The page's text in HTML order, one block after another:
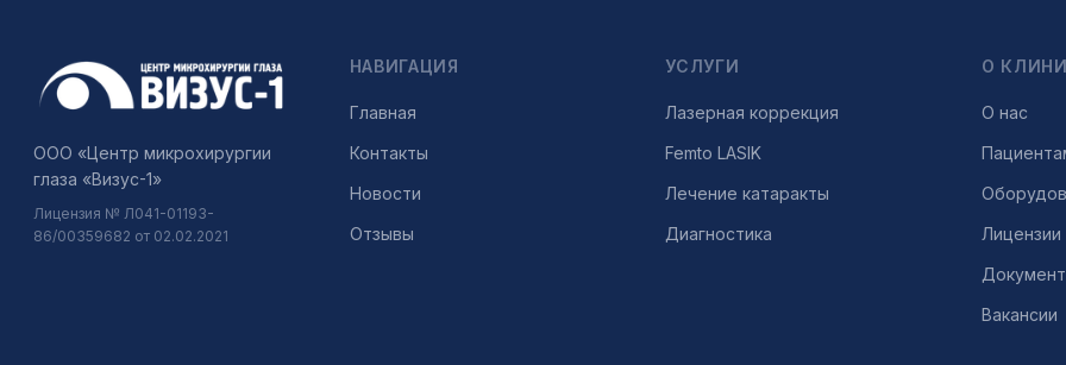
ООО «Центр микрохирургии
глаза «Визус-1»
Лицензия № Л041-01193-
86/00359682 от 02.02.2021
НАВИГАЦИЯ
Главная
Контакты
Новости
Отзывы
УСЛУГИ
Лазерная коррекция
Femto LASIK
Лечение катаракты
Диагностика
О
О нас
Лицензии
Вакансии